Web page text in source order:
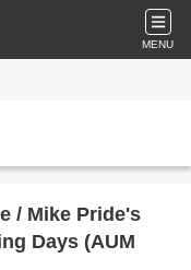
MENU
/ Mike Pride's
Days (AUM